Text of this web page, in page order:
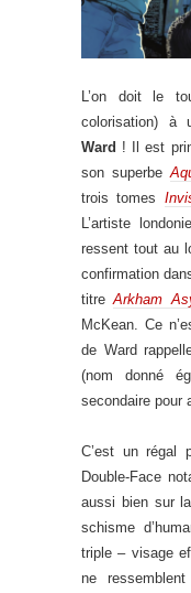
L’on doit le
colorisation) à
Ward ! Il est
son superbe
trois tomes
L’artiste
ressent tout au
confirmation
titreArkham
McKean. Ce
de Ward
(nom donné
secondaire pour
C’est un régal
Double-Face
aussi bien sur
schisme
triple – visage
ne